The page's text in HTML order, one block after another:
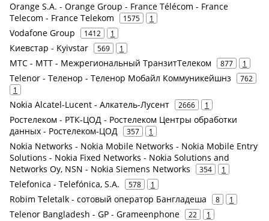
Orange S.A. - Orange Group - France Télécom - France
Telecom - France Telekom
1575 1
Vodafone Group 1412 1
Киевстар - Kyivstar 569 1
МТС - МТТ - Межрегиональный ТранзитТелеком 877 1
Telenor - Теленор - Теленор Мобайл Коммуникейшнз
762
1
Nokia Alcatel-Lucent - Алкатель-Лусент 2666 1
Ростелеком - РТК-ЦОД - Ростелеком Центры обработки
данных - Ростелеком-ЦОД
357 1
Nokia Networks - Nokia Mobile Networks - Nokia Mobile Entry
Solutions - Nokia Fixed Networks - Nokia Solutions and
Networks Oy, NSN - Nokia Siemens Networks
354 1
Telefonica - Telefónica, S.A. 578 1
Robim Teletalk - сотовый оператор Бангладеша 8 1
Telenor Bangladesh - GP - Grameenphone 22 1